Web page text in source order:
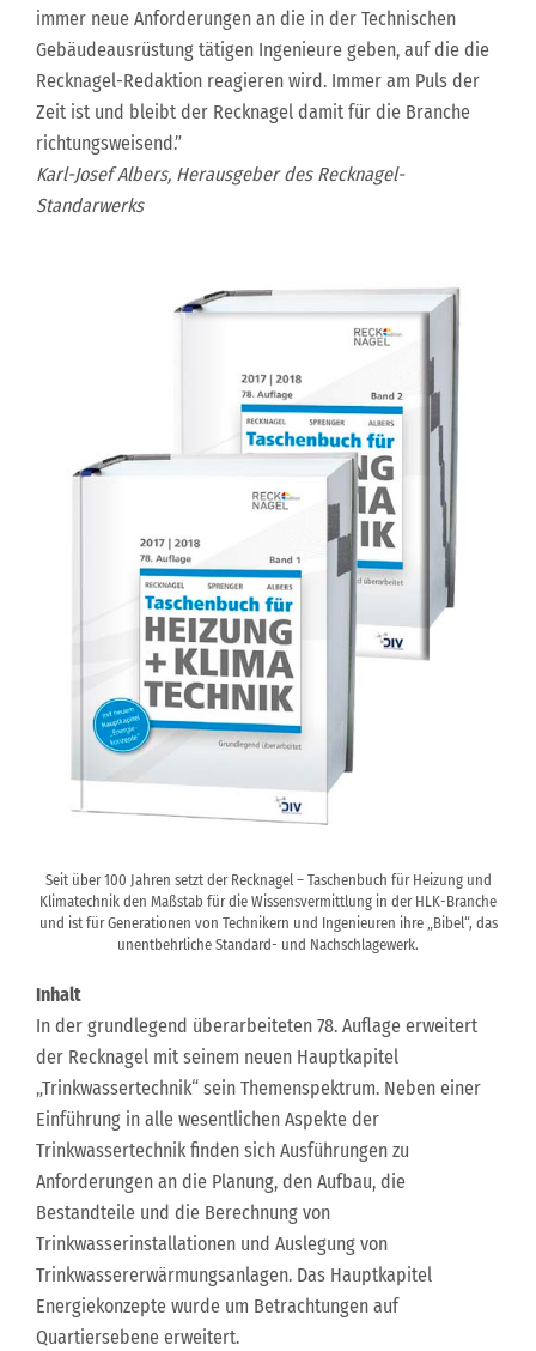
immer neue Anforderungen an die in der Technischen
Gebäudeausrüstung tätigen Ingenieure geben, auf die die
Recknagel-Redaktion reagieren wird. Immer am Puls der
Zeit ist und bleibt der Recknagel damit für die Branche
richtungsweisend.”
Karl-Josef Albers, Herausgeber des Recknagel-
Standarwerks
Seit über 100 Jahren setzt der Recknagel – Taschenbuch für Heizung und
Klimatechnik den Maßstab für die Wissensvermittlung in der HLK-Branche
und ist für Generationen von Technikern und Ingenieuren ihre „Bibel“, das
unentbehrliche Standard- und Nachschlagewerk.
Inhalt
In der grundlegend überarbeiteten 78. Auflage erweitert
der Recknagel mit seinem neuen Hauptkapitel
„Trinkwassertechnik“ sein Themenspektrum. Neben einer
Einführung in alle wesentlichen Aspekte der
Trinkwassertechnik finden sich Ausführungen zu
Anforderungen an die Planung, den Aufbau, die
Bestandteile und die Berechnung von
Trinkwasserinstallationen und Auslegung von
Trinkwassererwärmungsanlagen. Das Hauptkapitel
Energiekonzepte wurde um Betrachtungen auf
Quartiersebene erweitert.